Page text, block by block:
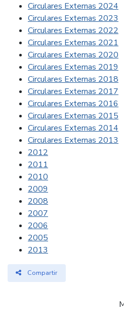
Circulares Externas 2024
Circulares Externas 2023
Circulares Externas 2022
Circulares Externas 2021
Circulares Externas 2020
Circulares Externas 2019
Circulares Externas 2018
Circulares Externas 2017
Circulares Externas 2016
Circulares Externas 2015
Circulares Externas 2014
Circulares Externas 2013
2012
2011
2010
2009
2008
2007
2006
2005
2013
Compartir